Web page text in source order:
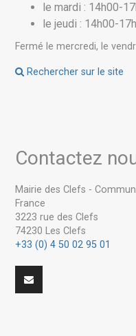
le mardi : 14h00-
le jeudi : 14h00-
Fermé le mercredi, le
Rechercher sur le site
Contactez
Mairie des Clefs -
France
3223 rue des Clefs
74230 Les Clefs
+33 (0) 4 50 02 95 01